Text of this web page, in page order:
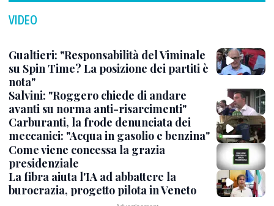
VIDEO
Gualtieri: "Responsabilità del Viminale
su Spin Time? La posizione dei partiti è
nota"
Salvini: "Roggero chiede di andare
avanti su norma anti-risarcimenti"
Carburanti, la frode denunciata dei
meccanici: "Acqua in gasolio e benzina"
Come viene concessa la grazia
presidenziale
La fibra aiuta l'IA ad abbattere la
burocrazia, progetto pilota in Veneto